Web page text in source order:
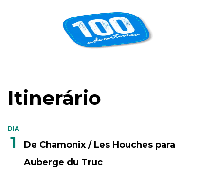
Itinerário
DIA
1
De Chamonix / Les Houches para
Auberge du Truc